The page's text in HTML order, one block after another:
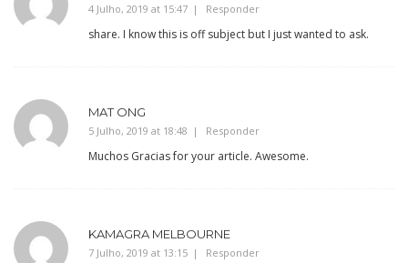
4 Julho, 2019 at 15:47 Responder
share. I know this is off subject but I just wanted to ask.
MAT ONG
5 Julho, 2019 at 18:48 Responder
Muchos Gracias for your article. Awesome.
KAMAGRA MELBOURNE
7 Julho, 2019 at 13:15 Responder